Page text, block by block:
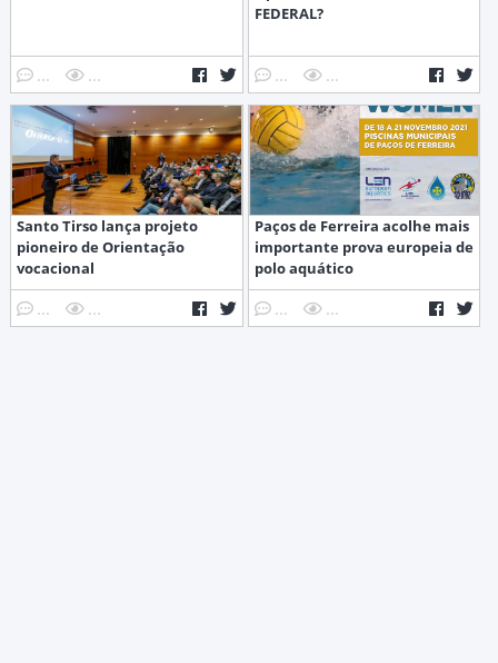
... ...
FEDERAL?
... ...
Santo Tirso lança projeto
pioneiro de Orientação
vocacional
... ...
Paços de Ferreira acolhe mais
importante prova europeia de
polo aquático
... ...